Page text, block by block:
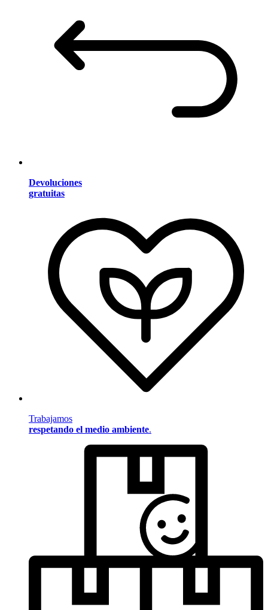
Devoluciones
gratuitas
Trabajamos
respetando el medio ambiente.